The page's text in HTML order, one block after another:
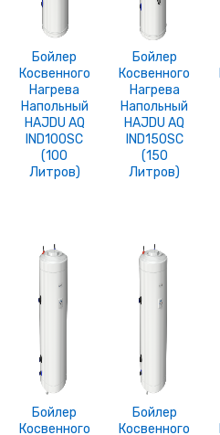
Бойлер
Косвенного
Нагрева
Напольный
HAJDU AQ
IND100SC
(100
Литров)
Бойлер
Косвенного
Нагрева
Напольный
HAJDU AQ
IND150SC
(150
Литров)
Бойлер
Косвенного
Бойлер
Косвенного